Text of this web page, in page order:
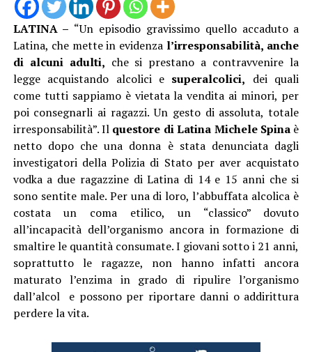
LATINA – “Un episodio gravissimo quello accaduto a
Latina, che mette in evidenza l’irresponsabilità, anche
di alcuni adulti, che si prestano a contravvenire la
legge acquistando alcolici e superalcolici, dei quali
come tutti sappiamo è vietata la vendita ai minori, per
poi consegnarli ai ragazzi. Un gesto di assoluta, totale
irresponsabilità”. Il questore di Latina Michele Spinaè
netto dopo che una donna è stata denunciata dagli
investigatori della Polizia di Stato per aver acquistato
vodka a due ragazzine di Latina di 14 e 15 anni che si
sono sentite male. Per una di loro, l’abbuffata alcolica è
costata un coma etilico, un “classico” dovuto
all’incapacità dell’organismo ancora in formazione di
smaltire le quantità consumate. I giovani sotto i 21 anni,
soprattutto le ragazze, non hanno infatti ancora
maturato l’enzima in grado di ripulire l’organismo
dall’alcol e possono per riportare danni o addirittura
perdere la vita.